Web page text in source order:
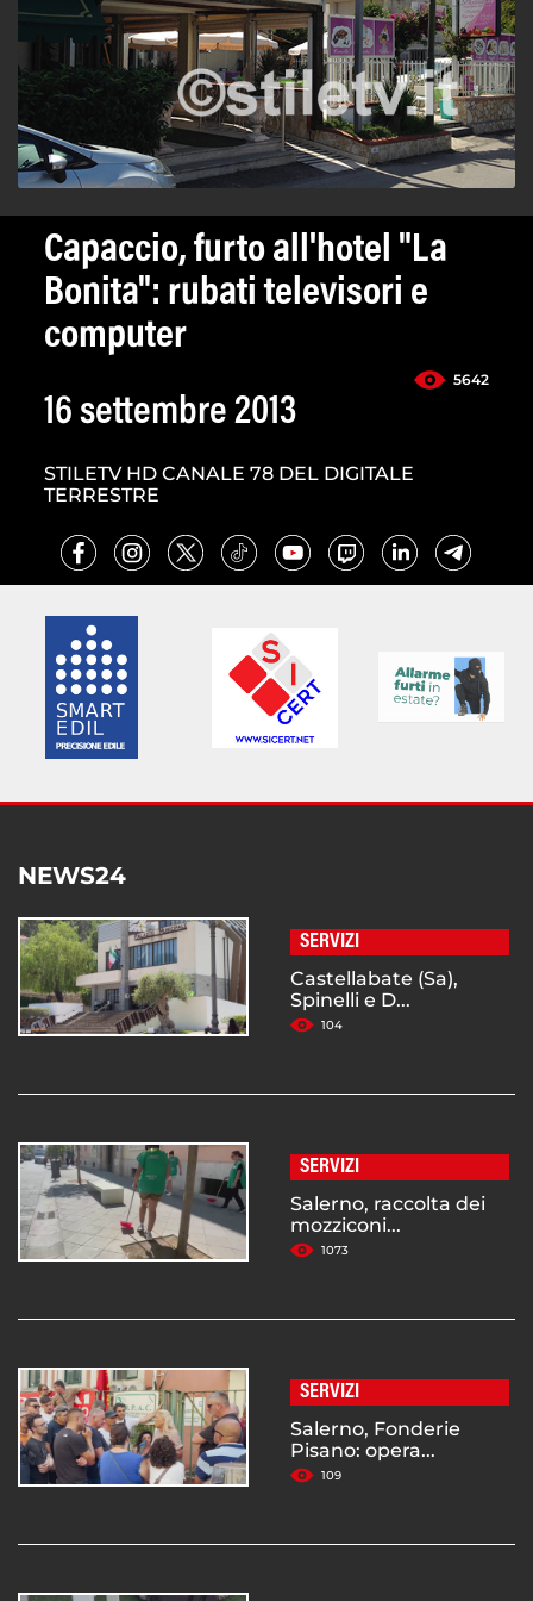
Capaccio, furto all'hotel "La
Bonita": rubati televisori e
computer
5642
16 settembre 2013
STILETV HD CANALE 78 DEL DIGITALE
TERRESTRE
NEWS24
SERVIZI
Castellabate (Sa),
Spinelli e D...
104
SERVIZI
Salerno, raccolta dei
mozziconi...
1073
SERVIZI
Salerno, Fonderie
Pisano: opera...
109